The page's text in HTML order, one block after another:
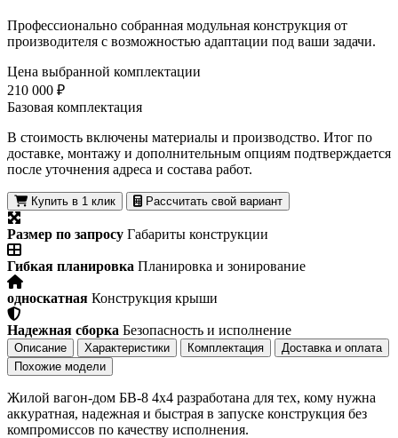
Профессионально собранная модульная конструкция от
производителя с возможностью адаптации под ваши задачи.
Цена выбранной комплектации
210 000 ₽
Базовая комплектация
В стоимость включены материалы и производство. Итог по
доставке, монтажу и дополнительным опциям подтверждается
после уточнения адреса и состава работ.
Купить в 1 клик Рассчитать свой вариант
Размер по запросу Габариты конструкции
Гибкая планировка Планировка и зонирование
односкатная Конструкция крыши
Надежная сборка Безопасность и исполнение
Описание Характеристики Комплектация
Доставка и оплата
Похожие модели
Жилой вагон-дом БВ-8 4х4 разработана для тех, кому нужна
аккуратная, надежная и быстрая в запуске конструкция без
компромиссов по качеству исполнения.